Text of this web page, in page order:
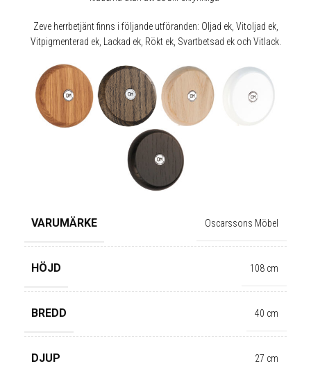
Zeve herrbetjänt finns i följande utföranden: Oljad ek, Vitoljad ek,
Vitpigmenterad ek, Lackad ek, Rökt ek, Svartbetsad ek och Vitlack.
VARUMÄRKE Oscarssons Möbel
HÖJD 108 cm
BREDD 40 cm
DJUP 27 cm